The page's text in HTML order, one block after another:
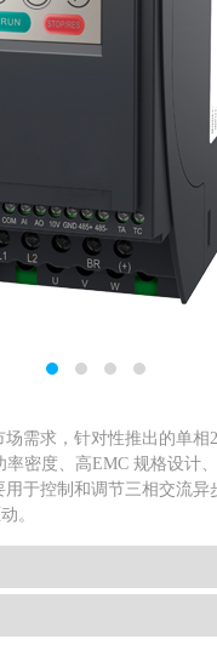
需求，针对性推出的单相
密度、高EMC 规格设计
于控制和调节三相交流
。